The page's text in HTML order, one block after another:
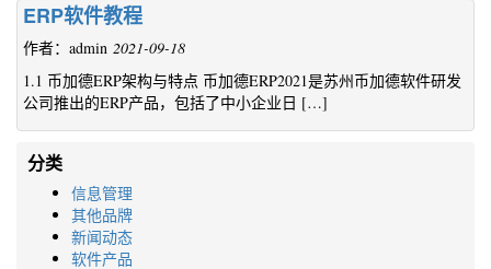
ERP软件教程
作者：admin 2021-09-18
1.1 币加德ERP架构与特点 币加德ERP2021是苏州币加德软件研发
公司推出的ERP产品，包括了中小企业日 […]
分类
信息管理
其他品牌
新闻动态
软件产品